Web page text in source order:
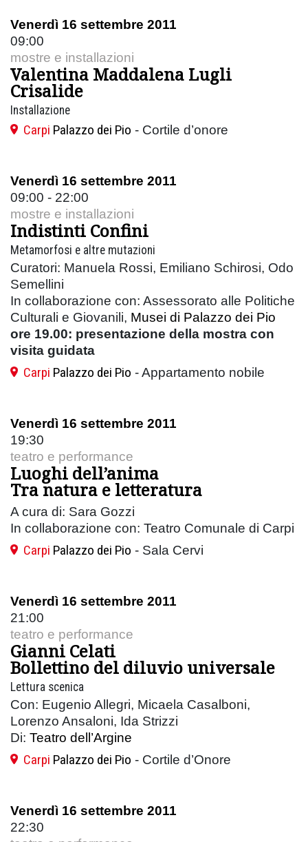
Venerdì 16 settembre 2011
09:00
mostre e installazioni
Valentina Maddalena Lugli
Crisalide
Installazione
Carpi Palazzo dei Pio - Cortile d’onore
Venerdì 16 settembre 2011
09:00 - 22:00
mostre e installazioni
Indistinti Confini
Metamorfosi e altre mutazioni
Curatori: Manuela Rossi, Emiliano Schirosi, Odo
Semellini
In collaborazione con: Assessorato alle Politiche
Culturali e Giovanili, Musei di Palazzo dei Pio
ore 19.00: presentazione della mostra con
visita guidata
Carpi Palazzo dei Pio - Appartamento nobile
Venerdì 16 settembre 2011
19:30
teatro e performance
Luoghi dell’anima
Tra natura e letteratura
A cura di: Sara Gozzi
In collaborazione con: Teatro Comunale di Carpi
Carpi Palazzo dei Pio - Sala Cervi
Venerdì 16 settembre 2011
21:00
teatro e performance
Gianni Celati
Bollettino del diluvio universale
Lettura scenica
Con: Eugenio Allegri, Micaela Casalboni,
Lorenzo Ansaloni, Ida Strizzi
Di: Teatro dell’Argine
Carpi Palazzo dei Pio - Cortile d’Onore
Venerdì 16 settembre 2011
22:30